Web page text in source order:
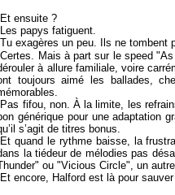
ensuite ?
papys fatiguent.
exagères un peu. Ils ne
Mais à part sur le speed
à allure familiale, voire
toujours aimé les ballades,
fifou, non. À la limite, les
générique pour une adaptation
s’agit de titres bonus.
quand le rythme baisse, la
la tiédeur de mélodies pas
ou "Vicious Circle", un
encore, Halford est là pour